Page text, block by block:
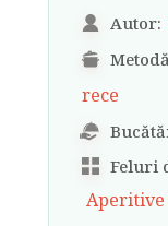
Autor:
rece
Feluri